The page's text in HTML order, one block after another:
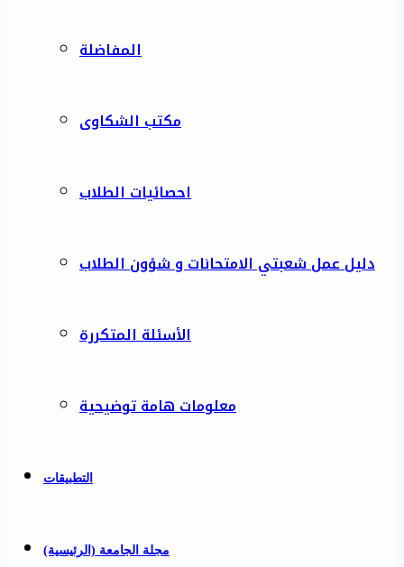
المفاضلة
مكتب الشكاوى
احصائيات الطلاب
دليل عمل شعبتي الامتحانات و شؤون الطلاب
الأسئلة المتكررة
معلومات هامة توضيحية
التطبيقات
مجلة الجامعة (الرئيسية)